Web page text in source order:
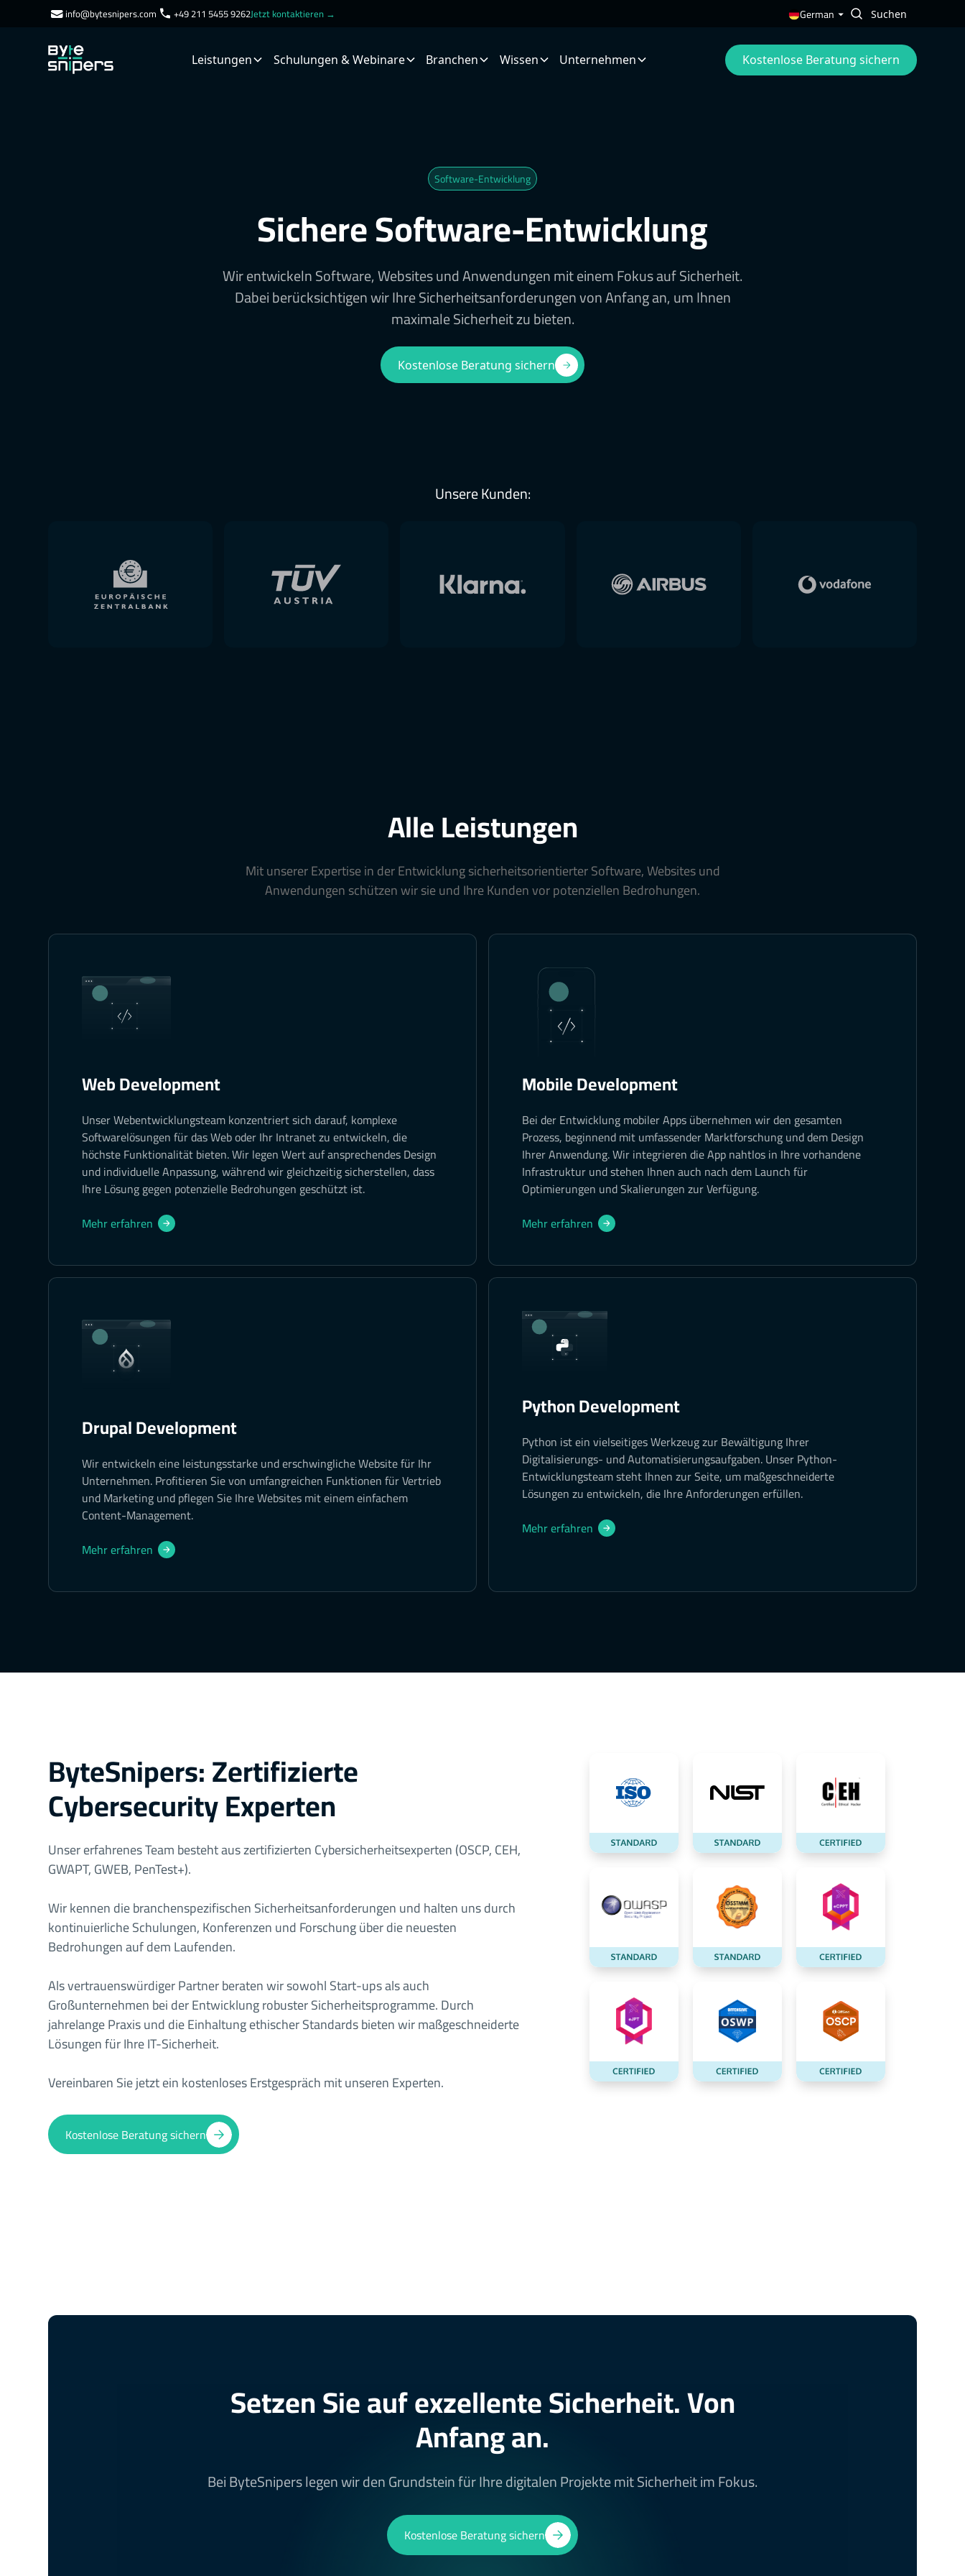
info@bytesnipers.com +49 211 5455 9262Jetzt kontaktieren → German
Leistungen Schulungen & Webinare Branchen Wissen Unternehmen Kostenlose Beratung sichern
Software-Entwicklung
Sichere Software-Entwicklung
Wir entwickeln Software, Websites und Anwendungen mit einem Fokus auf Sicherheit.
Dabei berücksichtigen wir Ihre Sicherheitsanforderungen von Anfang an, um Ihnen
maximale Sicherheit zu bieten.
Kostenlose Beratung sichern
Unsere Kunden:
Alle Leistungen
Mit unserer Expertise in der Entwicklung sicherheitsorientierter Software, Websites und
Anwendungen schützen wir sie und Ihre Kunden vor potenziellen Bedrohungen.
Web Development
Unser Webentwicklungsteam konzentriert sich darauf, komplexe
Softwarelösungen für das Web oder Ihr Intranet zu entwickeln, die
höchste Funktionalität bieten. Wir legen Wert auf ansprechendes Design
und individuelle Anpassung, während wir gleichzeitig sicherstellen, dass
Ihre Lösung gegen potenzielle Bedrohungen geschützt ist.
Mehr erfahren
Mobile Development
Bei der Entwicklung mobiler Apps übernehmen wir den gesamten
Prozess, beginnend mit umfassender Marktforschung und dem Design
Ihrer Anwendung. Wir integrieren die App nahtlos in Ihre vorhandene
Infrastruktur und stehen Ihnen auch nach dem Launch für
Optimierungen und Skalierungen zur Verfügung.
Mehr erfahren
Drupal Development
Wir entwickeln eine leistungsstarke und erschwingliche Website für Ihr
Unternehmen. Profitieren Sie von umfangreichen Funktionen für Vertrieb
und Marketing und pflegen Sie Ihre Websites mit einem einfachem
Content-Management.
Mehr erfahren
Python Development
Python ist ein vielseitiges Werkzeug zur Bewältigung Ihrer
Digitalisierungs- und Automatisierungsaufgaben. Unser Python-
Entwicklungsteam steht Ihnen zur Seite, um maßgeschneiderte
Lösungen zu entwickeln, die Ihre Anforderungen erfüllen.
Mehr erfahren
ByteSnipers: Zertifizierte
Cybersecurity Experten
Unser erfahrenes Team besteht aus zertifizierten Cybersicherheitsexperten (OSCP, CEH,
GWAPT, GWEB, PenTest+).
Wir kennen die branchenspezifischen Sicherheitsanforderungen und halten uns durch
kontinuierliche Schulungen, Konferenzen und Forschung über die neuesten
Bedrohungen auf dem Laufenden.
Als vertrauenswürdiger Partner beraten wir sowohl Start-ups als auch
Großunternehmen bei der Entwicklung robuster Sicherheitsprogramme. Durch
jahrelange Praxis und die Einhaltung ethischer Standards bieten wir maßgeschneiderte
Lösungen für Ihre IT-Sicherheit.
Vereinbaren Sie jetzt ein kostenloses Erstgespräch mit unseren Experten.
Kostenlose Beratung sichern
Setzen Sie auf exzellente Sicherheit. Von
Anfang an.
Bei ByteSnipers legen wir den Grundstein für Ihre digitalen Projekte mit Sicherheit im Fokus.
Kostenlose Beratung sichern